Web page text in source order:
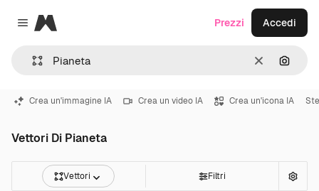
Close menu
Magnific
CancellaCerca
Prezzi Accedi
Crea un'immagine IA Crea un video IA Crea un'icona IA
Vettori Di Pianeta
Vettori Filtri